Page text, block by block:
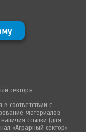
сектор»
соответствии с
материалов
ссылки (для
«Аграрный сектор»